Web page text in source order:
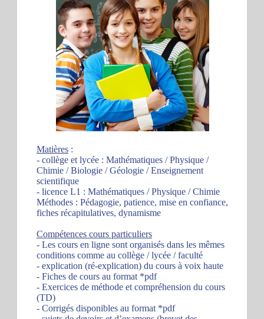
Matières :
- collège et lycée : Mathématiques / Physique /
Chimie / Biologie / Géologie / Enseignement
scientifique
- licence L1 : Mathématiques / Physique / Chimie
Méthodes : Pédagogie, patience, mise en confiance,
fiches récapitulatives, dynamisme
Compétences cours particuliers
- Les cours en ligne sont organisés dans les mêmes
conditions comme au collège / lycée / faculté
- explication (ré-explication) du cours à voix haute
- Fiches de cours au format *pdf
- Exercices de méthode et compréhension du cours
(TD)
- Corrigés disponibles au format *pdf